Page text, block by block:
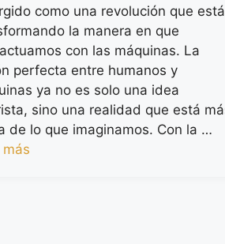
como una revolución que está
la manera en que
con las máquinas. La
perfecta entre humanos y
ya no es solo una idea
sino una realidad que está
de lo que imaginamos. Con la …
más